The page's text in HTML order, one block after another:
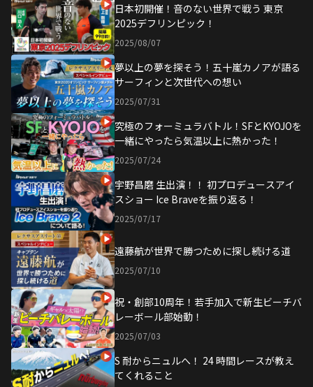
日本初開催！音のない世界で戦う 東京
2025デフリンピック！
2025/08/07
夢以上の夢を探そう！五十嵐カノアが語る
サーフィンと次世代への想い
2025/07/31
究極のフォーミュラバトル！SFとKYOJOを
一緒にやったら気温以上に熱かった！
2025/07/24
宇野昌磨 生出演！！ 初プロデュースアイ
スショー Ice Braveを振り返る！
2025/07/17
遠藤航が世界で勝つために探し続ける道
2025/07/10
祝・創部10周年！若手加入で新生ビーチバ
レーボール部始動！
2025/07/03
S 耐からニュルへ！ 24 時間レースが教え
てくれること